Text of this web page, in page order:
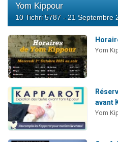
Yom Kippour
10 Tichri 5787 - 21 Septembre
Yom
avant
Yom